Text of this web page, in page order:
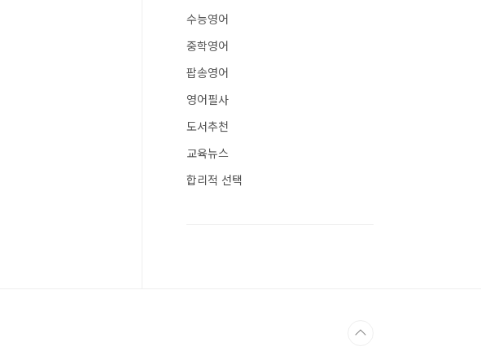
수능영어
중학영어
팝송영어
영어필사
도서추천
교육뉴스
합리적 선택